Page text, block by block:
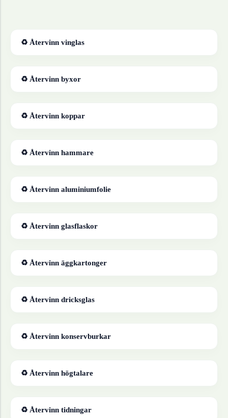
♻ Återvinn vinglas
♻ Återvinn byxor
♻ Återvinn koppar
♻ Återvinn hammare
♻ Återvinn aluminiumfolie
♻ Återvinn glasflaskor
♻ Återvinn äggkartonger
♻ Återvinn dricksglas
♻ Återvinn konservburkar
♻ Återvinn högtalare
♻ Återvinn tidningar